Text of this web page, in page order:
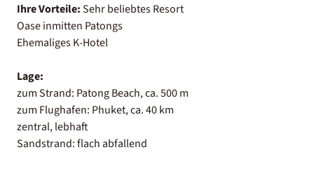
Ihre Vorteile:Sehr beliebtes Resort
Oase inmitten Patongs
Ehemaliges K-Hotel
Lage:
zum Strand: Patong Beach, ca. 500 m
zum Flughafen: Phuket, ca. 40 km
zentral, lebhaft
Sandstrand: flach abfallend